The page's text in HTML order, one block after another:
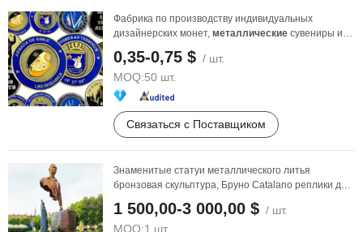
Фабрика по производству индивидуальных
дизайнерских монет, металлические сувениры и
памятные монеты
0,35-0,75 $ / шт.
MOQ:50 шт.
Связаться с Поставщиком
Знаменитые статуи металлического литья
бронзовая скульптура, Бруно Catalano реплики для
1 500,00-3 000,00 $ / шт.
MOQ:1 шт.